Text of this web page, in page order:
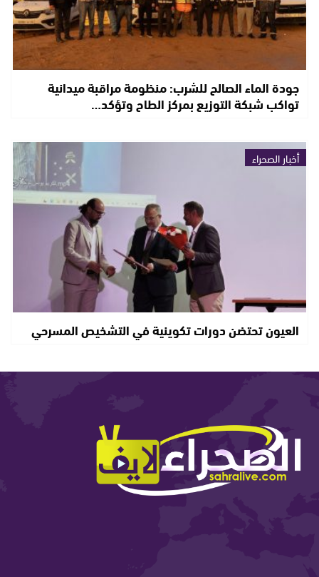
جودة الماء الصالح للشرب: منظومة مراقبة ميدانية
تواكب شبكة التوزيع بمركز الطاح وتؤكد…
أخبار الصحراء
العيون تحتضن دورات تكوينية في التشخيص المسرحي